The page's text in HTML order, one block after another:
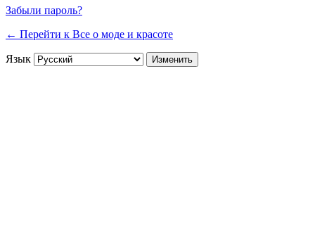
Забыли пароль?
← Перейти к Все о моде и красоте
Язык